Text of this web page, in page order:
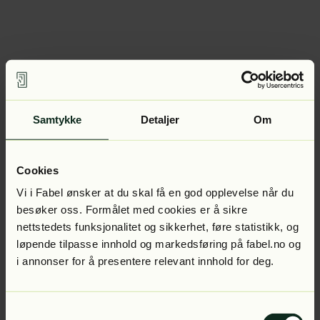
Samtykke Detaljer Om
Cookies
Vi i Fabel ønsker at du skal få en god opplevelse når du
besøker oss. Formålet med cookies er å sikre
nettstedets funksjonalitet og sikkerhet, føre statistikk, og
løpende tilpasse innhold og markedsføring på fabel.no og
i annonser for å presentere relevant innhold for deg.